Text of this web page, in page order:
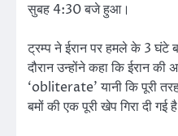
सुबह 4:30 बजे हुआ।
ट्रम्प ने ईरान पर हमले के 3 घंटे
दौरान उन्होंने कहा कि ईरान
‘obliterate’ यानी कि पूरी
बमों की एक पूरी खेप गिरा दी गई